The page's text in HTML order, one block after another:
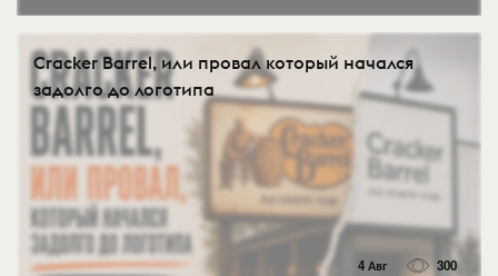
Cracker Barrel, или провал который начался
задолго до логотипа
4 Авг 300